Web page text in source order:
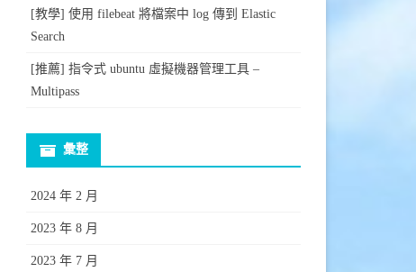
[教學] 使用 filebeat 將檔案中 log 傳到 Elastic
Search
[推薦] 指令式 ubuntu 虛擬機器管理工具 –
Multipass
彙整
2024 年 2 月
2023 年 8 月
2023 年 7 月